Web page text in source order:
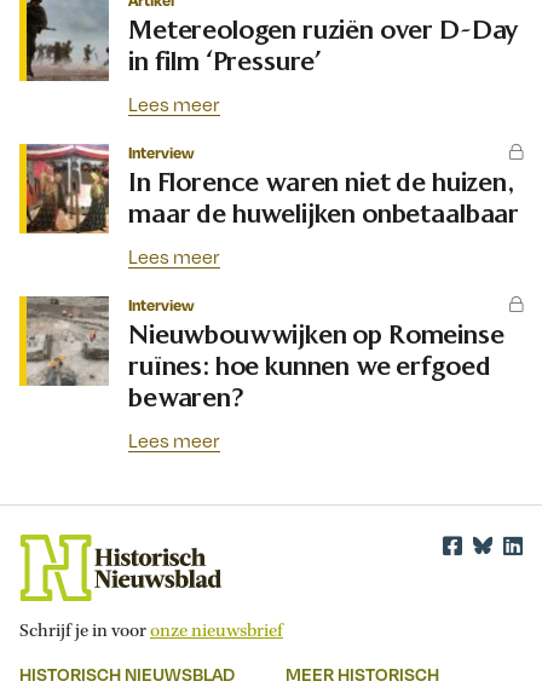
Metereologen ruziën over D-Day
in film ‘Pressure’
Lees meer
Interview
In Florence waren niet de huizen,
maar de huwelijken onbetaalbaar
Lees meer
Interview
Nieuwbouwwijken op Romeinse
ruïnes: hoe kunnen we erfgoed
bewaren?
Lees meer
Schrijf je in vooronze nieuwsbrief
HISTORISCH NIEUWSBLAD
MEER HISTORISCH